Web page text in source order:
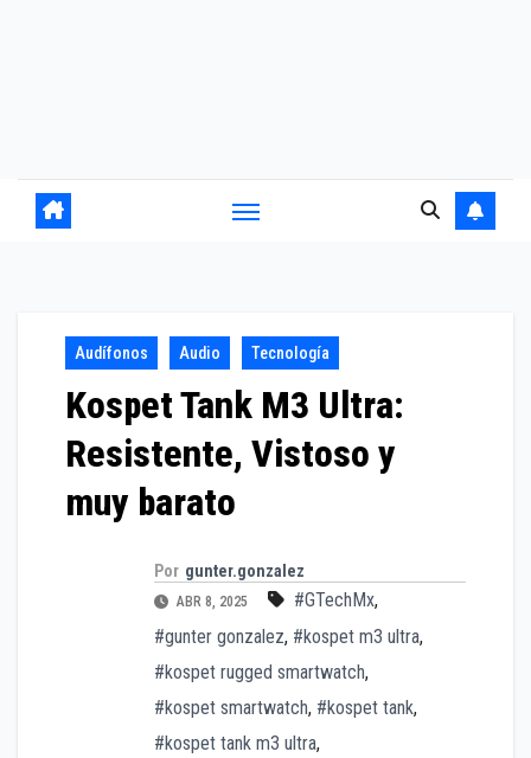
Audífonos Audio Tecnología
Kospet Tank M3 Ultra:
Resistente, Vistoso y
muy barato
Por gunter.gonzalez
ABR 8, 2025 #GTechMx,
#gunter gonzalez, #kospet m3 ultra,
#kospet rugged smartwatch,
#kospet smartwatch, #kospet tank,
#kospet tank m3 ultra,